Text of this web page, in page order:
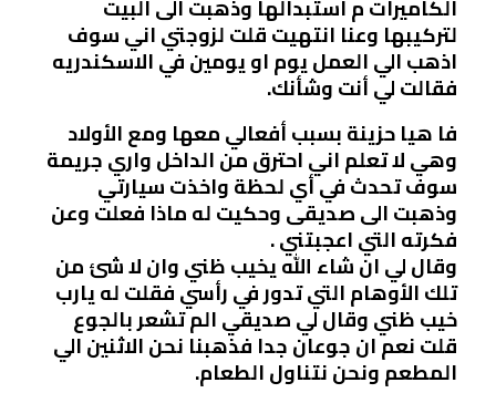
الكاميرات م استبدالها وذهبت الى البيت
لتركيبها وعنا انتهيت قلت لزوجتي اني سوف
اذهب الي العمل يوم او يومين في الاسكندريه
فقالت لي أنت وشأنك.
فا هيا حزينة بسبب أفعالي معها ومع الأولاد
وهي لا تعلم اني احترق من الداخل واري جريمة
سوف تحدث في أي لحظة واخذت سيارتي
وذهبت الى صديقى وحكيت له ماذا فعلت وعن
فكرته التي اعجبتني .
وقال لي ان شاء الله يخيب ظني وان لا شئ من
تلك الأوهام التي تدور في رأسي فقلت له يارب
خيب ظني وقال لي صديقي الم تشعر بالجوع
قلت نعم ان جوعان جدا فذهبنا نحن الاثنين الي
المطعم ونحن نتناول الطعام.